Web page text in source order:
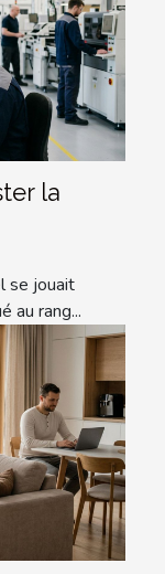
la
se jouait
au rang...